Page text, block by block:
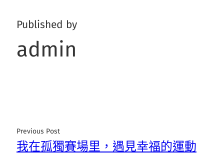
Published by
admin
Previous Post
我在孤獨賽場里，遇見幸福的運動